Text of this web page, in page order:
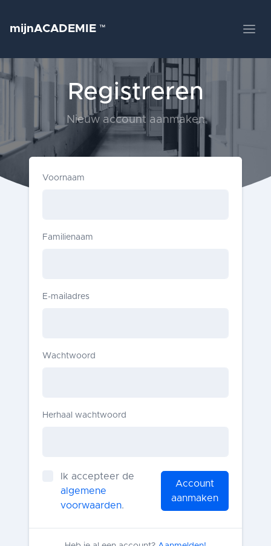
mijnACADEMIE ™
Registreren
Nieuw account aanmaken
Voornaam
Familienaam
E-mailadres
Wachtwoord
Herhaal wachtwoord
Ik accepteer de
algemene
voorwaarden.
Account
aanmaken